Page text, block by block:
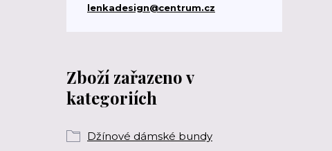
Zboží zařazeno v
kategoriích
Džínové dámské bundy
lenkadesign@centrum.cz